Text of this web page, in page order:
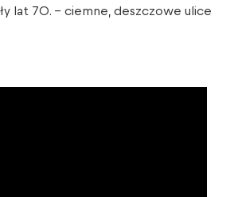
lat 70. – ciemne, deszczowe ulice